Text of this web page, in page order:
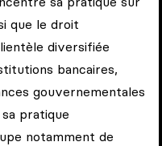
que le droit
diversifiée
bancaires,
gouvernementales
pratique
notamment de